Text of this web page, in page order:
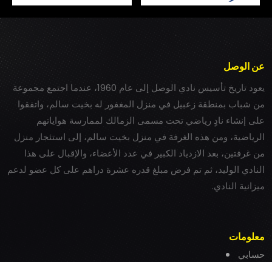
عن الوصل
يعود تاريخ تأسيس نادي الوصل إلى عام 1960، عندما اجتمع مجموعة
من شباب بمنطقة زعبيل في منزل المغفور له بخيت سالم، واتفقوا
على إنشاء نادٍ رياضي تحت مسمى الزمالك لممارسة هواياتهم
الرياضية، ومن هذه الغرفة في منزل بخيت سالم، إلى استئجار منزل
من غرفتين، بعد الازدياد الكبير في عدد الأعضاء، والإقبال على هذا
النادي الوليد، ثم تم فرض مبلغ قدره عشرة دراهم على كل عضو لدعم
ميزانية النادي.
معلومات
حسابي